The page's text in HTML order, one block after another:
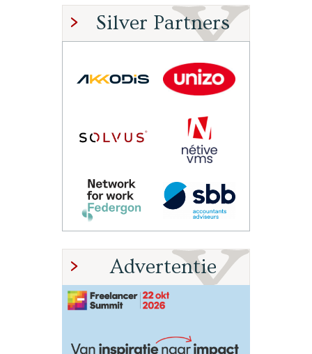
Silver Partners
Advertentie